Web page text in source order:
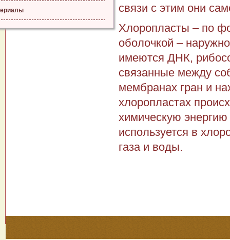
связи с этим они
Хлоропласты – по
оболочкой –
имеются ДНК,
связанные между
мембранах гран и
хлоропластах
химическую
используется в
газа и воды.